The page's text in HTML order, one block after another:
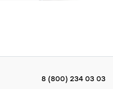
8 (800) 234 03 03